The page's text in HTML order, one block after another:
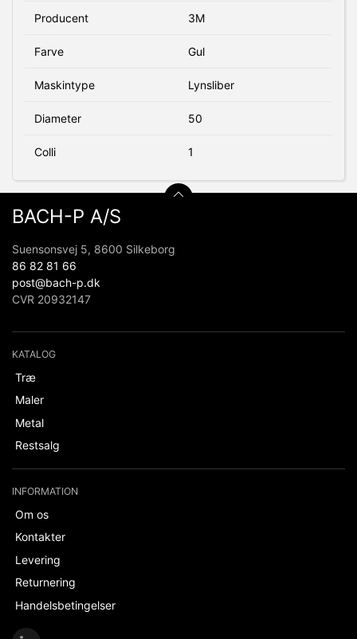
Producent 3M
Farve Gul
Maskintype Lynsliber
Diameter 50
Colli 1
BACH-P A/S
Suensonsvej 5, 8600 Silkeborg
86 82 81 66
post@bach-p.dk
CVR 20932147
KATALOG
Træ
Maler
Metal
Restsalg
INFORMATION
Om os
Kontakter
Levering
Returnering
Handelsbetingelser